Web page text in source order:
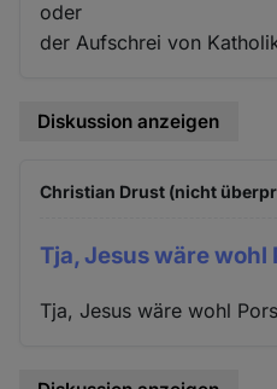
oder
der Aufschrei von
Diskussion anzeigen
Christian Drust (nicht
Tja, Jesus wäre wohl
Tja, Jesus wäre wohl